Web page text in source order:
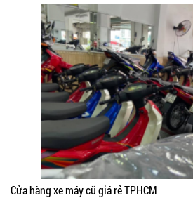
Cửa hàng xe máy cũ giá rẻ TPHCM